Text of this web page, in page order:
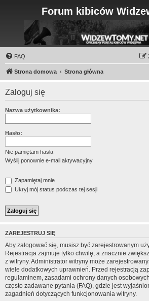
Forum kibiców
FAQ
Strona domowa Strona główna
Zaloguj się
Nazwa użytkownika:
Hasło:
Nie pamiętam hasła
Wyślij ponownie e-mail aktywacyjny
Zapamiętaj mnie
Ukryj mój status podczas tej sesji
ZAREJESTRUJ SIĘ
Aby zalogować się, musisz być zarejestrowanym
Rejestracja zajmuje tylko chwilę, a znacznie
z witryny. Administrator witryny może
wiele dodatkowych uprawnień. Przed rejestracją
regulaminem, zasadami ochrony danych
często zadawane pytania (FAQ), gdzie jest
zagadnień dotyczących funkcjonowania witryny.